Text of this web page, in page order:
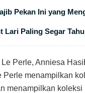
Pekan Ini yang
Lari Paling Segar
Perle, Anniesa
Perle menampilkan
menampilkan koleksi